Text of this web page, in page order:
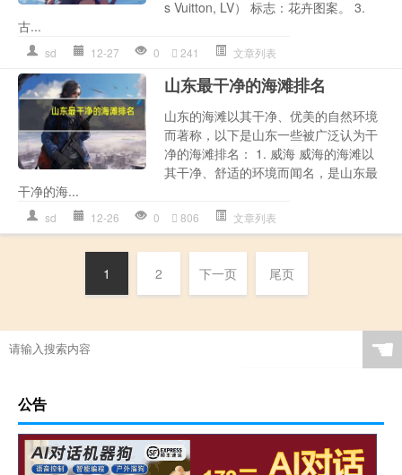
s Vuitton, LV） 标志：花卉图案。 3.
古...
sd 12-27 0 241 文章列表
山东最干净的海滩排名
山东的海滩以其干净、优美的自然环境
而著称，以下是山东一些被广泛认为干
净的海滩排名： 1. 威海 威海的海滩以
其干净、舒适的环境而闻名，是山东最
干净的海...
sd 12-26 0 806 文章列表
1 2 下一页 尾页
☚
公告